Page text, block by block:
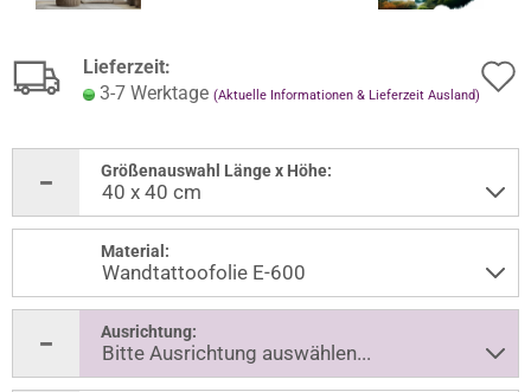
Lieferzeit:
3-7 Werktage (Aktuelle Informationen & Lieferzeit Ausland)
Größenauswahl Länge x Höhe:
Material:
Ausrichtung: